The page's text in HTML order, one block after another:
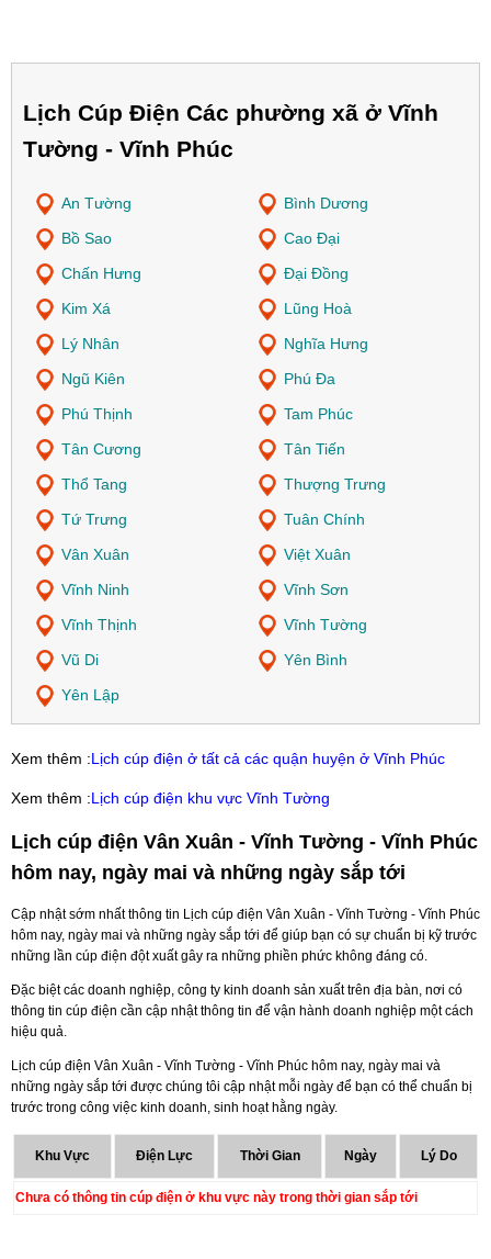
Lịch Cúp Điện Các phường xã ở Vĩnh
Tường - Vĩnh Phúc
An Tường
Bình Dương
Bồ Sao
Cao Đại
Chấn Hưng
Đại Đồng
Kim Xá
Lũng Hoà
Lý Nhân
Nghĩa Hưng
Ngũ Kiên
Phú Đa
Phú Thịnh
Tam Phúc
Tân Cương
Tân Tiến
Thổ Tang
Thượng Trưng
Tứ Trưng
Tuân Chính
Vân Xuân
Việt Xuân
Vĩnh Ninh
Vĩnh Sơn
Vĩnh Thịnh
Vĩnh Tường
Vũ Di
Yên Bình
Yên Lập
Xem thêm :Lịch cúp điện ở tất cả các quận huyện ở Vĩnh Phúc
Xem thêm :Lịch cúp điện khu vực Vĩnh Tường
Lịch cúp điện Vân Xuân - Vĩnh Tường - Vĩnh Phúc
hôm nay, ngày mai và những ngày sắp tới
Cập nhật sớm nhất thông tin Lịch cúp điện Vân Xuân - Vĩnh Tường - Vĩnh Phúc
hôm nay, ngày mai và những ngày sắp tới để giúp bạn có sự chuẩn bị kỹ trước
những lần cúp điện đột xuất gây ra những phiền phức không đáng có.
Đặc biệt các doanh nghiệp, công ty kinh doanh sản xuất trên địa bàn, nơi có
thông tin cúp điện cần cập nhật thông tin để vận hành doanh nghiệp một cách
hiệu quả.
Lịch cúp điện Vân Xuân - Vĩnh Tường - Vĩnh Phúc hôm nay, ngày mai và
những ngày sắp tới được chúng tôi cập nhật mỗi ngày để bạn có thể chuẩn bị
trước trong công việc kinh doanh, sinh hoạt hằng ngày.
Khu Vực Điện Lực Thời Gian Ngày Lý Do
Chưa có thông tin cúp điện ở khu vực này trong thời gian sắp tới